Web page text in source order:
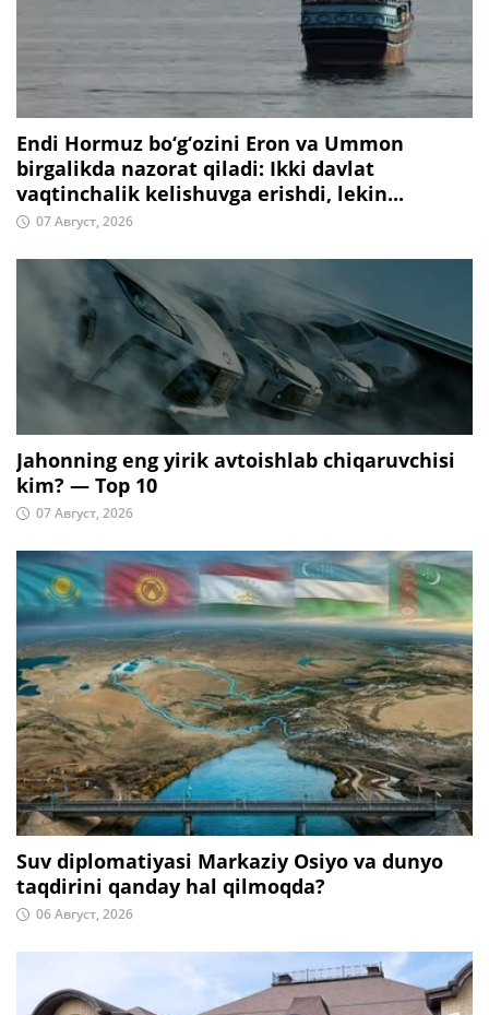
Endi Hormuz bo‘g‘ozini Eron va Ummon
birgalikda nazorat qiladi: Ikki davlat
vaqtinchalik kelishuvga erishdi, lekin...
07 Август, 2026
Jahonning eng yirik avtoishlab chiqaruvchisi
kim? — Top 10
07 Август, 2026
Suv diplomatiyasi Markaziy Osiyo va dunyo
taqdirini qanday hal qilmoqda?
06 Август, 2026